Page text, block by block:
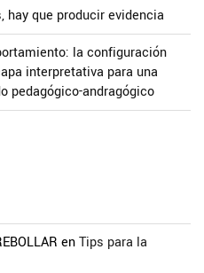
que producir evidencia
la configuración
interpretativa para una
pedagógico-andragógico
enTips para la